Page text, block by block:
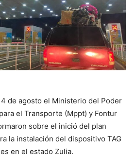
4 de agosto el Ministerio del Poder
el Transporte (Mppt) y Fontur
sobre el inició del plan
la instalación del dispositivo TAG
en el estado Zulia.